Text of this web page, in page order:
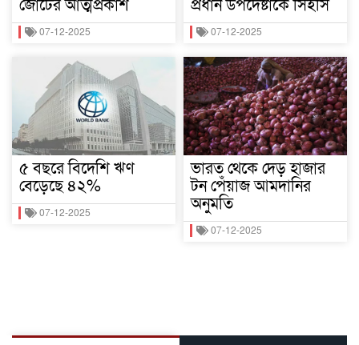
জোটের আত্মপ্রকাশ
07-12-2025
৫ বছরে বিদেশি ঋণ
বেড়েছে ৪২%
07-12-2025
প্রধান উপদেষ্টাকে সিইসি
07-12-2025
ভারত থেকে দেড় হাজার
টন পেঁয়াজ আমদানির
অনুমতি
07-12-2025